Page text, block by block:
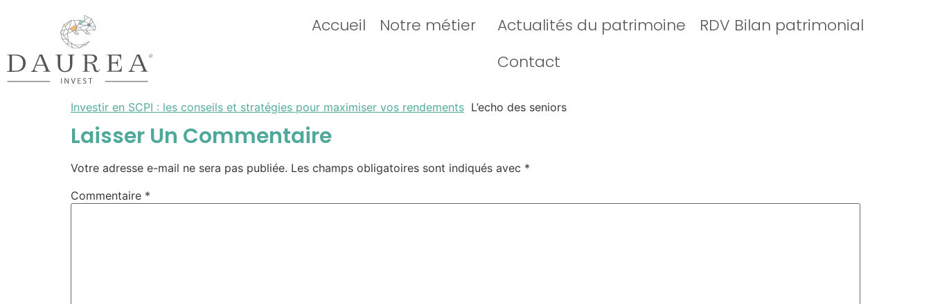
Accueil Notre métier Actualités du patrimoine
RDV Bilan patrimonial
Contact
Investir en SCPI : les conseils et stratégies pour maximiser vos rendements L’echo des seniors
Laisser Un Commentaire
Votre adresse e-mail ne sera pas publiée. Les champs obligatoires sont indiqués avec *
Commentaire *